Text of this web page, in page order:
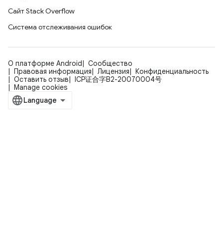
Сайт Stack Overflow
Система отслеживания ошибок
О платформе Android
Сообщество
Правовая информация
Лицензия
Конфиденциальность
Оставить отзыв
ICP证合字B2-20070004号
Manage cookies